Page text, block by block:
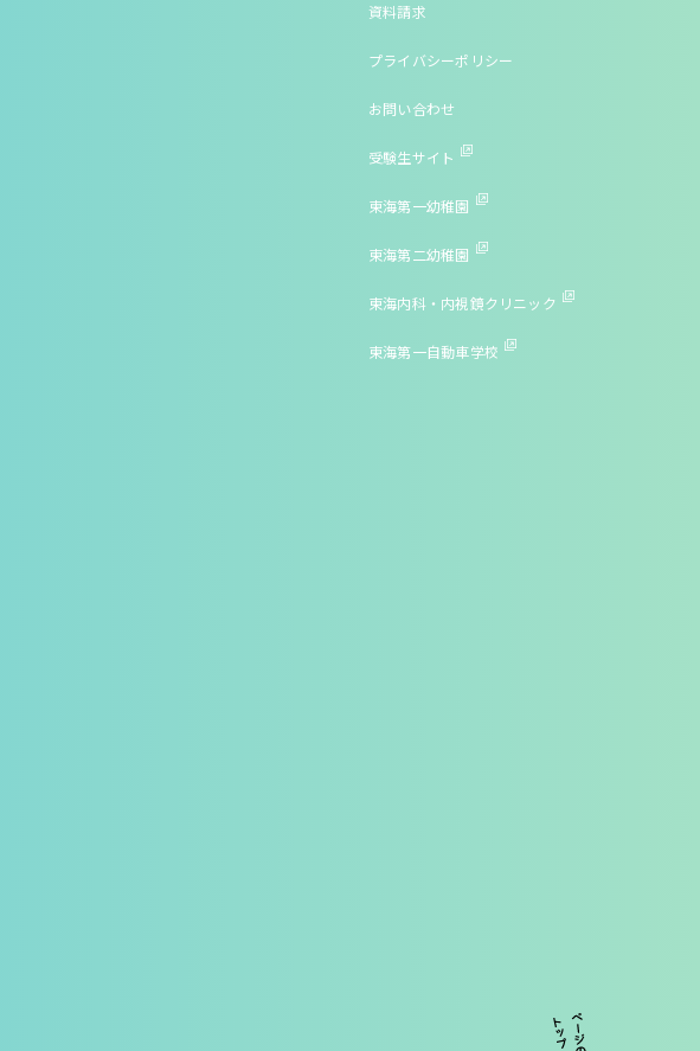
資料請求
プライバシーポリシー
お問い合わせ
受験生サイト
東海第一幼稚園
東海第二幼稚園
東海内科・内視鏡クリニック
東海第一自動車学校